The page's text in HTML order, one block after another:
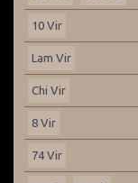
10 Vir
Lam Vir
Chi Vir
8 Vir
74 Vir